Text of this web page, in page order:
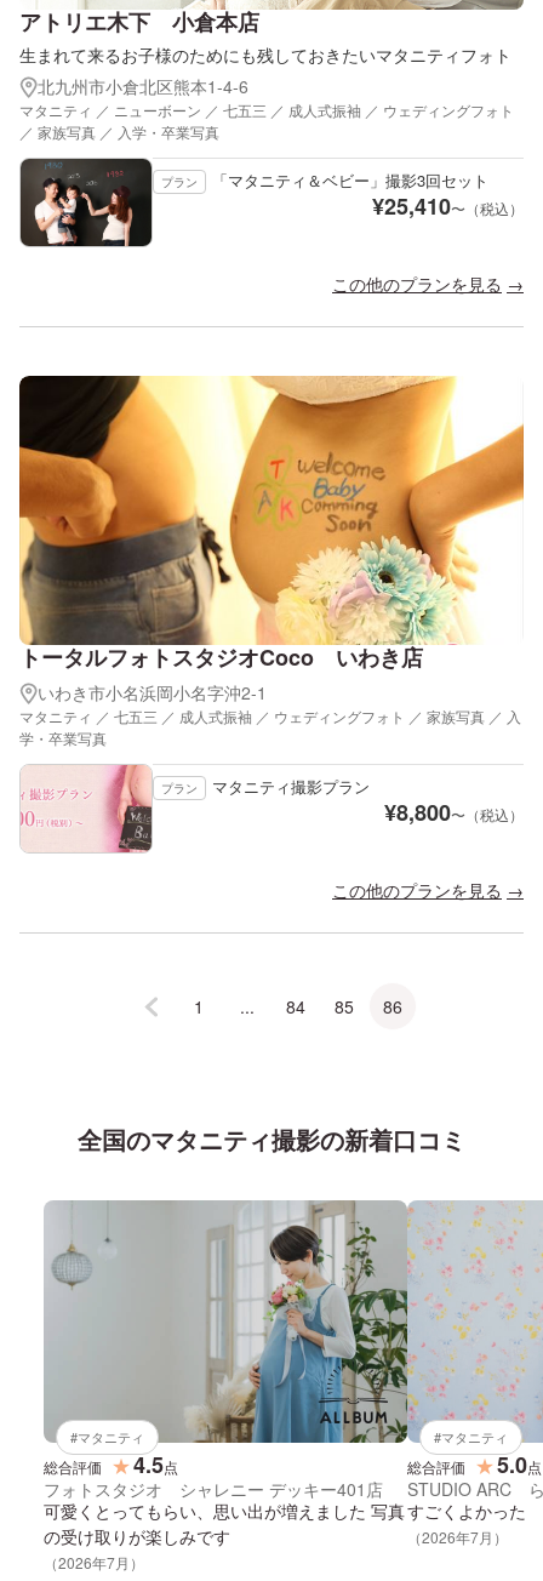
アトリエ木下 小倉本店
生まれて来るお子様のためにも残しておきたいマタニティフォト
北九州市小倉北区熊本1-4-6
マタニティ ／ ニューボーン ／ 七五三 ／ 成人式振袖 ／ ウェディングフォト
／ 家族写真 ／ 入学・卒業写真
プラン 「マタニティ＆ベビー」撮影3回セット
¥25,410〜（税込）
この他のプランを見る
トータルフォトスタジオCoco いわき店
いわき市小名浜岡小名字沖2-1
マタニティ ／ 七五三 ／ 成人式振袖 ／ ウェディングフォト ／ 家族写真 ／ 入
学・卒業写真
プラン マタニティ撮影プラン
¥8,800〜（税込）
この他のプランを見る
1 ... 84 85 86
全国のマタニティ撮影の新着口コミ
#マタニティ
総合評価 ★4.5点
フォトスタジオ シャレニー デッキー401店
可愛くとってもらい、思い出が増えました 写真
の受け取りが楽しみです
（2026年7月）
#マタニティ
総合評価 ★5.0点
STUDIO ARC
すごくよかった
（2026年7月）